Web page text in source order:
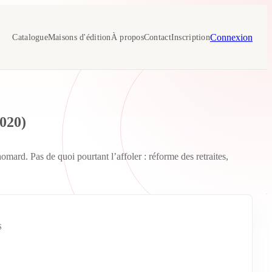
CatalogueMaisons d'édition À proposContactInscriptionConnexion
Pas de quoi pourtant l’affoler : réforme des retraites,